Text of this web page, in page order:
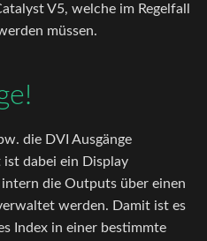
V5, welche im Regelfall
müssen.
die DVI Ausgänge
dabei ein Display
die Outputs über einen
werden. Damit ist es
Index in einer bestimmte